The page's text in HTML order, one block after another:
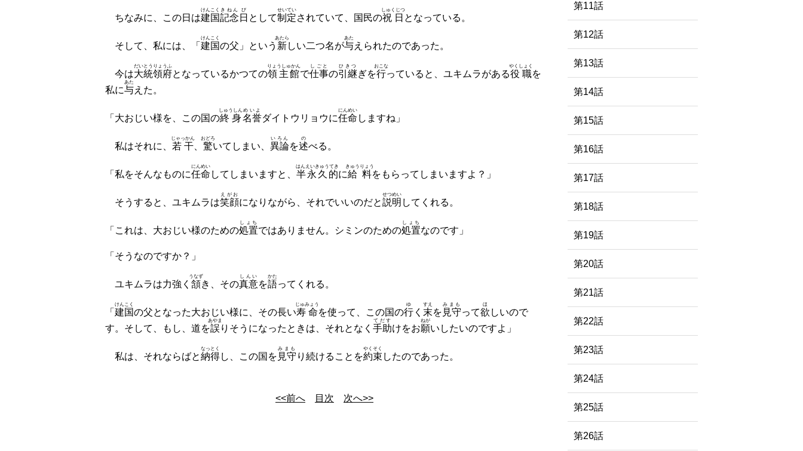
ちなみに、この日は建国
けんこく
記念
きねん
日
び
として制定
せいてい
されていて、国民の祝日
しゅくじつ
となっている。
そして、私には、「 建国
けんこく
の父」という 新
あたら
しい二つ名が与
あた
えられたのであった。
今は大統領府
だいとうりょうふ
となっているかつての領主館
りょうしゅかん
で仕事
しごと
の引継
ひきつ
ぎを行
おこな
っていると、ユキムラがある役職
やくしょく
を
私に与
あた
えた。
「大おじい様を、この国の終身
しゅうしん
名誉
めいよ
ダイトウリョウに任命
にんめい
しますね」
私はそれに、 若干
じゃっかん
、 驚
おどろ
いてしまい、 異論
いろん
を述
の
べる。
「私をそんなものに任命
にんめい
してしまいますと、 半永久的
はんえいきゅうてき
に給料
きゅうりょう
をもらってしまいますよ？」
そうすると、ユキムラは笑顔
えがお
になりながら、それでいいのだと説明
せつめい
してくれる。
「これは、大おじい様のための処置
しょち
ではありません。シミンのための処置
しょち
なのです」
「そうなのですか？」
ユキムラは力強く 頷
うなず
き、その真意
しんい
を語
かた
ってくれる。
「 建国
けんこく
の父となった大おじい様に、その長い寿命
じゅみょう
を使って、この国の行
ゆ
く 末
すえ
を 見守
みまも
って欲
ほ
しいので
す。そして、もし、道を誤
あやま
りそうになったときは、それとなく 手助
てだす
けをお願
ねが
いしたいのですよ」
私は、それならばと納
なっ
得
とく
し、この国を 見守
みまも
り続けることを約束
やくそく
したのであった。
<<前へ 目次 次へ>>
第11話
第12話
第13話
第14話
第15話
第16話
第17話
第18話
第19話
第20話
第21話
第22話
第23話
第24話
第25話
第26話